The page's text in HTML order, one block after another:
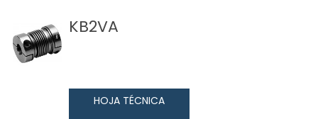
KB2VA
HOJA TÉCNICA